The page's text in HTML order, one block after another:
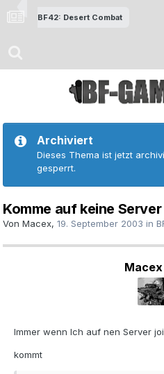
BF42: Desert Combat
Archiviert
Dieses Thema ist jetzt
gesperrt.
Komme auf keine Server
Von Macex, 19. September 2003 in
Macex
Immer wenn Ich auf nen Server
kommt